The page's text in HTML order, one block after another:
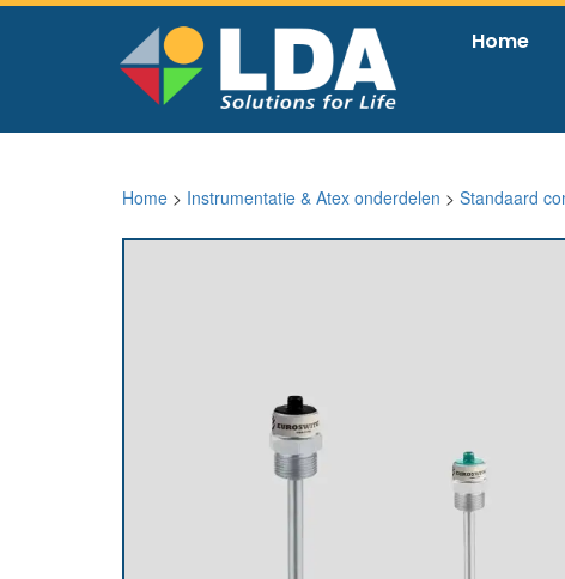
Home
Home > Instrumentatie & Atex onderdelen > Standaard